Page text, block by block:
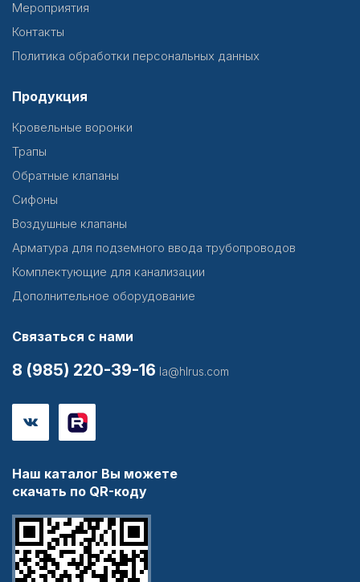
Мероприятия
Контакты
Политика обработки персональных данных
Продукция
Кровельные воронки
Трапы
Обратные клапаны
Сифоны
Воздушные клапаны
Арматура для подземного ввода трубопроводов
Комплектующие для канализации
Дополнительное оборудование
Связаться с нами
8 (985) 220-39-16 la@hlrus.com
Наш каталог Вы можете
скачать по QR-коду